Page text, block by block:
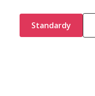
Standardy